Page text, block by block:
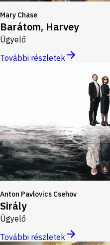
Mary Chase
Barátom, Harvey
Ügyelő
További részletek
Anton Pavlovics Csehov
Sirály
Ügyelő
További részletek